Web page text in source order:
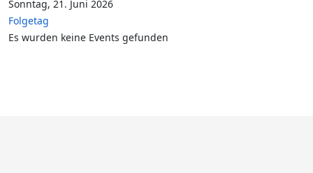
Sonntag, 21. Juni 2026
Folgetag
Es wurden keine Events gefunden